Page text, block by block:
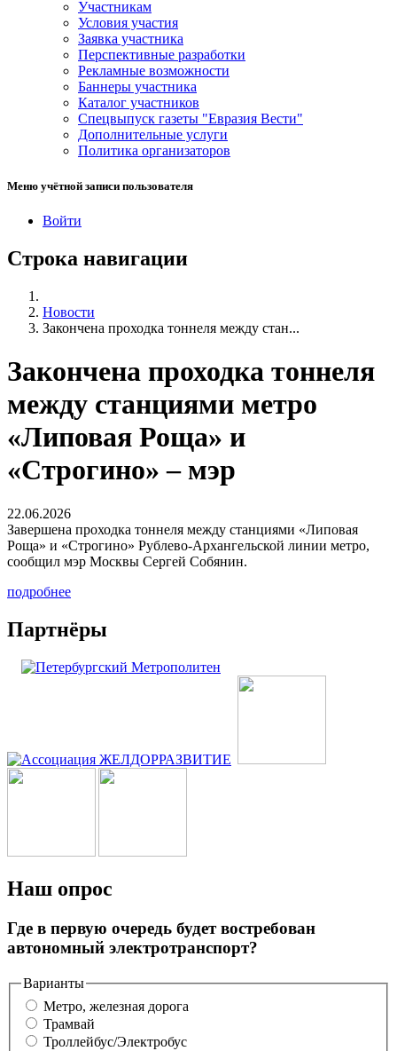
Участникам
Условия участия
Заявка участника
Перспективные разработки
Рекламные возможности
Баннеры участника
Каталог участников
Спецвыпуск газеты "Евразия Вести"
Дополнительные услуги
Политика организаторов
Меню учётной записи пользователя
Войти
Строка навигации
Новости
Закончена проходка тоннеля между стан...
Закончена проходка тоннеля
между станциями метро
«Липовая Роща» и
«Строгино» – мэр
22.06.2026
Завершена проходка тоннеля между станциями «Липовая
Роща» и «Строгино» Рублево-Архангельской линии метро,
сообщил мэр Москвы Сергей Собянин.
подробнее
Партнёры
Наш опрос
Где в первую очередь будет востребован
автономный электротранспорт?
Варианты
Метро, железная дорога
Трамвай
Троллейбус/Электробус